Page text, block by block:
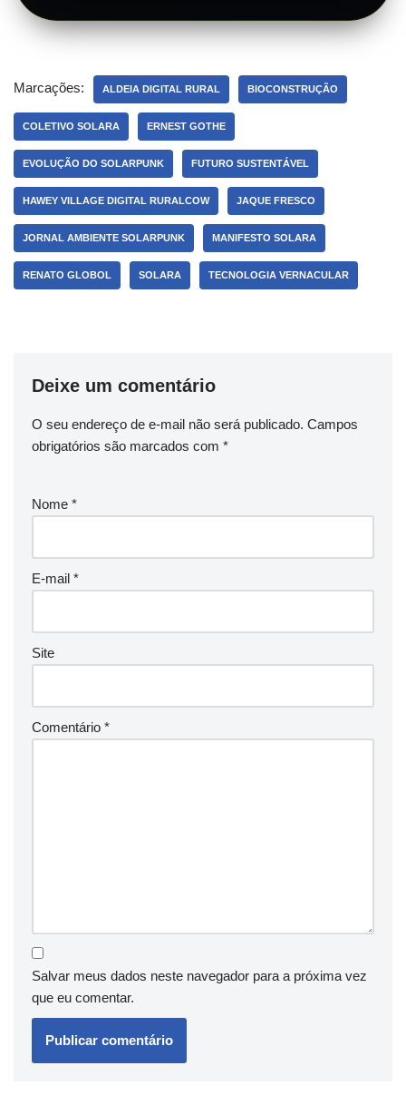
Marcações: ALDEIA DIGITAL RURAL BIOCONSTRUÇÃO
COLETIVO SOLARA ERNEST GOTHE
EVOLUÇÃO DO SOLARPUNK FUTURO SUSTENTÁVEL
HAWEY VILLAGE DIGITAL RURALCOW JAQUE FRESCO
JORNAL AMBIENTE SOLARPUNK MANIFESTO SOLARA
RENATO GLOBOL SOLARA TECNOLOGIA VERNACULAR
Deixe um comentário
O seu endereço de e-mail não será publicado. Campos
obrigatórios são marcados com *
Nome *
E-mail *
Site
Comentário *
Salvar meus dados neste navegador para a próxima vez
que eu comentar.